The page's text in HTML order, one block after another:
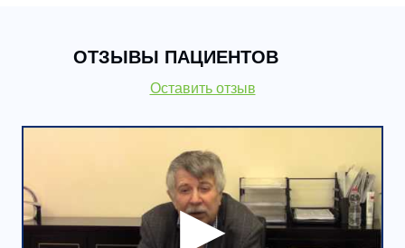
ОТЗЫВЫ ПАЦИЕНТОВ
Оставить отзыв